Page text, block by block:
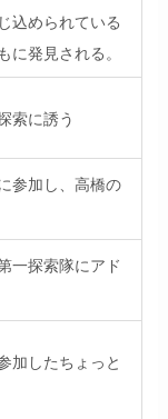
込められている
に発見される。
索に誘う
参加し、高橋の
一探索隊にアド
加したちょっと